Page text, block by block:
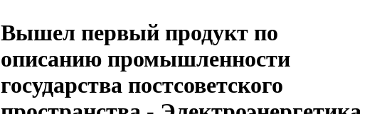
Вышел первый продукт по
описанию промышленности
государства постсоветского